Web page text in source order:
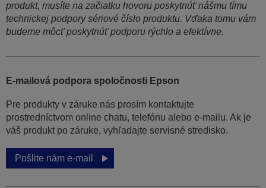
produkt, musíte na začiatku hovoru poskytnúť nášmu tímu
technickej podpory sériové číslo produktu. Vďaka tomu vám
budeme môcť poskytnúť podporu rýchlo a efektívne.
E-mailová podpora spoločnosti Epson
Pre produkty v záruke nás prosím kontaktujte
prostredníctvom online chatu, telefónu alebo e-mailu. Ak je
váš produkt po záruke, vyhľadajte servisné stredisko.
Pošlite nám e-mail